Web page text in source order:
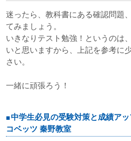
迷ったら、教科書にある確認問題
てみましょう。
いきなりテスト勉強！というのは
いと思いますから、上記を参考に
さい。
一緒に頑張ろう！
中学生必見の受験対策と成績ア
コベッツ 秦野教室